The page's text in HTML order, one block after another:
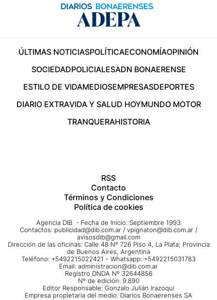
ÚLTIMAS NOTICIASPOLÍTICAECONOMÍAOPINIÓN
SOCIEDADPOLICIALESADN BONAERENSE
ESTILO DE VIDAMEDIOSEMPRESASDEPORTES
DIARIO EXTRAVIDA Y SALUD HOYMUNDO MOTOR
TRANQUERAHISTORIA
RSS
Contacto
Términos y Condiciones
Política de cookies
Agencia DIB - Fecha de Inicio: Septiembre 1993
Contactos: publicidad@dib.com.ar / vpignaton@dib.com.ar /
avisosdib@gmail.com
Dirección de las oficinas: Calle 48 Nº 726 Piso 4, La Plata; Provincia
de Buenos Aires, Argentina
Teléfono: +5492215022421 - Whatsapp: +5492215031783
Email: administracion@dib.com.ar
Registro DNDA Nº 32644856
Nº de edición: 9.890
Editor Responsable: Gonzalo Julián Irazoqui
Empresa propietaria del medio: Diarios Bonaerenses SA